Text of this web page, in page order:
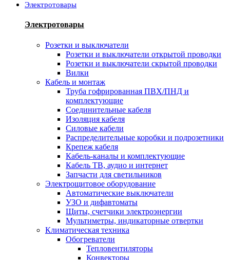
Электротовары
Электротовары
Розетки и выключатели
Розетки и выключатели открытой проводки
Розетки и выключатели скрытой проводки
Вилки
Кабель и монтаж
Труба гофрированная ПВХ/ПНД и
комплектующие
Соединительные кабеля
Изоляция кабеля
Силовые кабели
Распределительные коробки и подрозетники
Крепеж кабеля
Кабель-каналы и комплектующие
Кабель ТВ, аудио и интернет
Запчасти для светильников
Электрощитовое оборудование
Автоматические выключатели
УЗО и дифавтоматы
Щиты, счетчики электроэнергии
Мультиметры, индикаторные отвертки
Климатическая техника
Обогреватели
Тепловентиляторы
Конвекторы